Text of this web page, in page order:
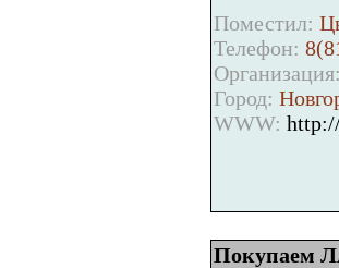
Поместил:
Телефон:
Организация:
Город:
WWW:
Покупаем